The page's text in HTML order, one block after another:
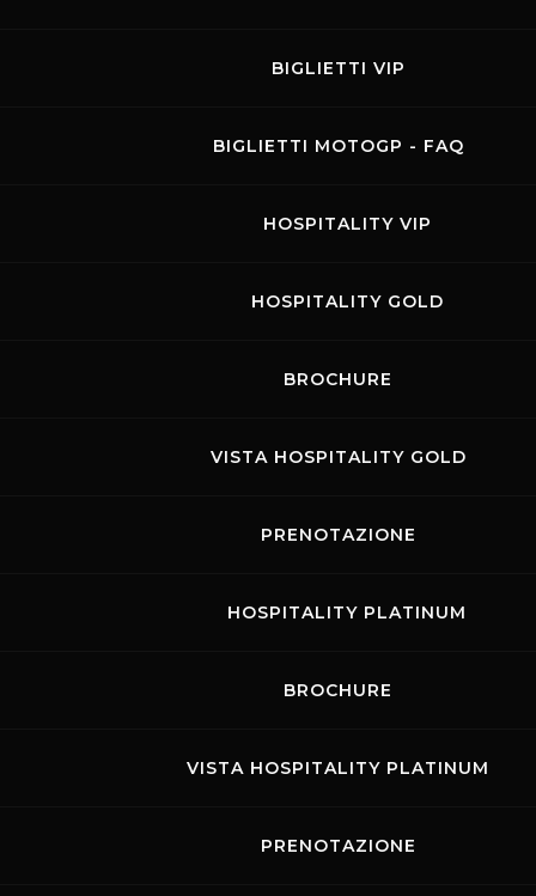
BIGLIETTI VIP
BIGLIETTI MOTOGP - FAQ
HOSPITALITY VIP
HOSPITALITY GOLD
BROCHURE
VISTA HOSPITALITY GOLD
PRENOTAZIONE
HOSPITALITY PLATINUM
BROCHURE
VISTA HOSPITALITY PLATINUM
PRENOTAZIONE
2026 Mugello Circuit S.p.A. - P. IVA 09397670010 Ph. +39